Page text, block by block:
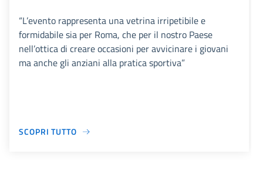
“L’evento rappresenta una vetrina irripetibile e
formidabile sia per Roma, che per il nostro Paese
nell’ottica di creare occasioni per avvicinare i giovani
ma anche gli anziani alla pratica sportiva”
SCOPRI TUTTO